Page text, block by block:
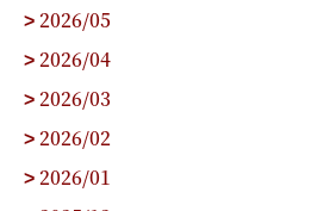
> 2026/05
> 2026/04
> 2026/03
> 2026/02
> 2026/01